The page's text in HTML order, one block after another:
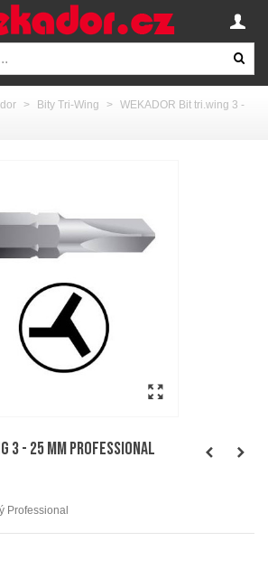
> Bity Tri-Wing > WEKADOR Bit tri.wing 3 -
3 - 25 mm Professional
Professional